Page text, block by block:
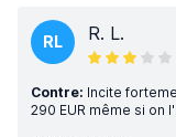
RL R. L.
Contre: Incite
290 EUR même si on